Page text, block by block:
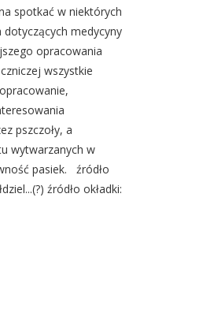
spotkać w niektórych
medycyny
opracowania
wszystkie
pszczoły, a
wytwarzanych w
pasiek. źródło
źródło okładki: